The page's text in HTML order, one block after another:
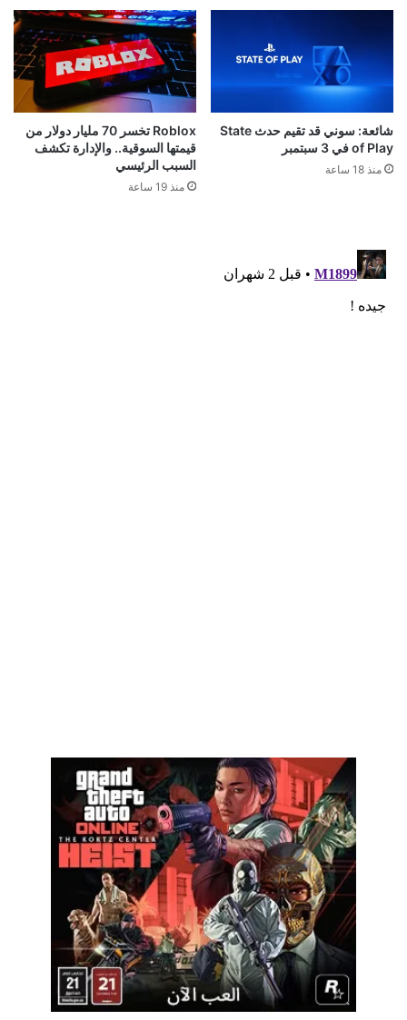
شائعة: سوني قد تقيم حدث State
of Play في 3 سبتمبر
منذ 18 ساعة
Roblox تخسر 70 مليار دولار من
قيمتها السوقية.. والإدارة تكشف
السبب الرئيسي
منذ 19 ساعة